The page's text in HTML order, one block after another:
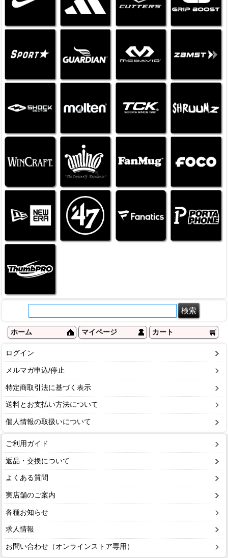
ホーム マイページ カート
ログイン
メルマガ申込/停止
特定商取引法に基づく表示
送料とお支払い方法について
個人情報の取扱いについて
ご利用ガイド
返品・交換について
よくある質問
実店舗のご案内
各種お知らせ
求人情報
お問い合わせ（オンラインストア専用）